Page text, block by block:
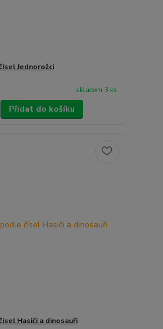
Jednorožci
skladem 3 ks
Přidat do košíku
Hasiči a dinosauři